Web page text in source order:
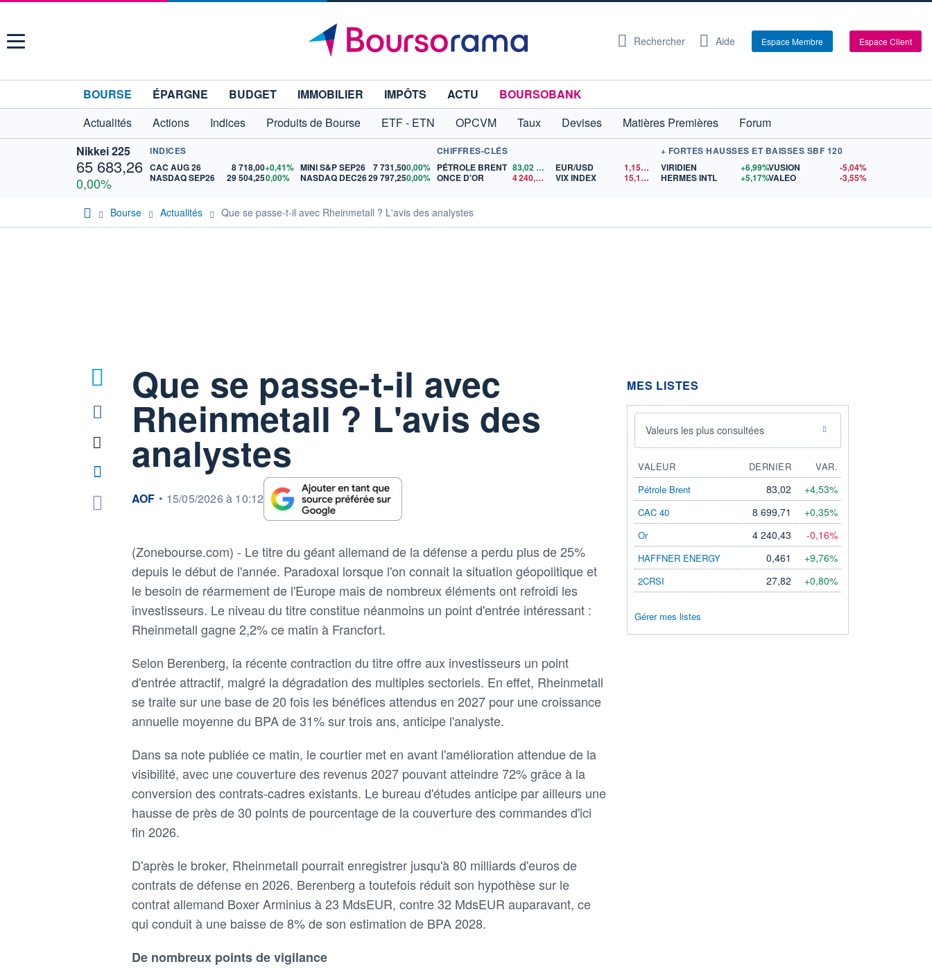
Menu Rechercher Aide Espace Membre Espace Client
BOURSE ÉPARGNE BUDGET IMMOBILIER IMPÔTS ACTU
BOURSOBANK
Actualités
Actions Indices Produits de Bourse ETF - ETN OPCVM Taux Devises Matières Premières
Forum
Nikkei 225
65 683,26
0,00%
INDICES
CAC AUG 26
8 718,00+0,41%
NASDAQ SEP26
29 504,250,00%
MINI S&P SEP26 7 731,500,00%
NASDAQ DEC2629 797,250,00%
CHIFFRES-CLÉS
PÉTROLE BRENT 83,02
ONCE D'OR
4 240,43 $US
EUR/USD 1,1520
$US
VIX INDEX
15,15$US
+ FORTES HAUSSES ET BAISSES SBF 120
VIRIDIEN
+6,99%
HERMES INTL
+5,17%
VUSION
-5,04%
VALEO
-3,55%
Bourse Actualités Que se passe-t-il avec Rheinmetall ? L'avis des analystes
Que se passe-t-il avec
Rheinmetall ? L'avis des
analystes
information fournie par
AOF • 15/05/2026 à 10:12
(Zonebourse.com) - Le titre du géant allemand de la défense a perdu plus de 25%
depuis le début de l'année. Paradoxal lorsque l'on connait la situation géopolitique et
le besoin de réarmement de l'Europe mais de nombreux éléments ont refroidi les
investisseurs. Le niveau du titre constitue néanmoins un point d'entrée intéressant :
Rheinmetall gagne 2,2% ce matin à Francfort.
Selon Berenberg, la récente contraction du titre offre aux investisseurs un point
d'entrée attractif, malgré la dégradation des multiples sectoriels. En effet, Rheinmetall
se traite sur une base de 20 fois les bénéfices attendus en 2027 pour une croissance
annuelle moyenne du BPA de 31% sur trois ans, anticipe l'analyste.
Dans sa note publiée ce matin, le courtier met en avant l'amélioration attendue de la
visibilité, avec une couverture des revenus 2027 pouvant atteindre 72% grâce à la
conversion des contrats-cadres existants. Le bureau d'études anticipe par ailleurs une
hausse de près de 30 points de pourcentage de la couverture des commandes d'ici
fin 2026.
D'après le broker, Rheinmetall pourrait enregistrer jusqu'à 80 milliards d'euros de
contrats de défense en 2026. Berenberg a toutefois réduit son hypothèse sur le
contrat allemand Boxer Arminius à 23 MdsEUR, contre 32 MdsEUR auparavant, ce
qui conduit à une baisse de 8% de son estimation de BPA 2028.
De nombreux points de vigilance
MES LISTES
Valeurs les plus consultées
VALEUR DERNIER
VAR.
Pétrole Brent
83,02 +4,53%
CAC 40 8 699,71 +0,35%
Or 4 240,43 -0,16%
HAFFNER ENERGY 0,461 +9,76%
2CRSI 27,82 +0,80%
Gérer mes listes